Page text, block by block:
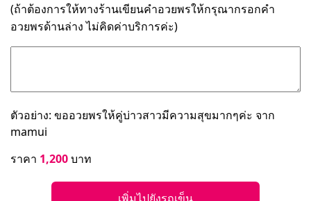
(ถ้าต้องการให้ทางร้านเขียนคำอวยพรให้กรุณากรอกคำ
อวยพรด้านล่าง ไม่คิดค่าบริการค่ะ)
ตัวอย่าง: ขออวยพรให้คู่บ่าวสาวมีความสุขมากๆค่ะ จาก
mamui
ราคา 1,200บาท
เพิ่มไปยังรถเข็น